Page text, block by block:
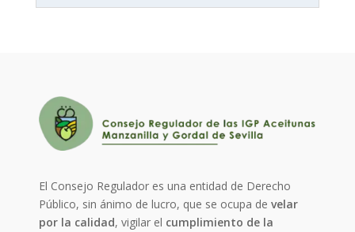
El Consejo Regulador es una entidad de Derecho
Público, sin ánimo de lucro, que se ocupa develar
por la calidad, vigilar el cumplimiento de la